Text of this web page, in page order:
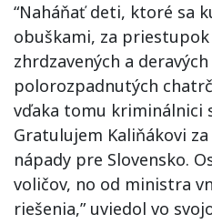
“Naháňať deti, ktoré sa
obuškami, za
zhrdzavených a
polorozpadnutých
vďaka tomu kriminálnici
Gratulujem Kaliňákovi
nápady pre Slovensko.
voličov, no od ministra
riešenia,” uviedol vo